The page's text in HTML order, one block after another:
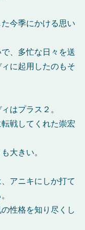
今季にかける思い
、多忙な日々を送
に起用したのもそ
はプラス２。
戦してくれた崇宏
大きい。
アニキにしか打て
性格を知り尽くし